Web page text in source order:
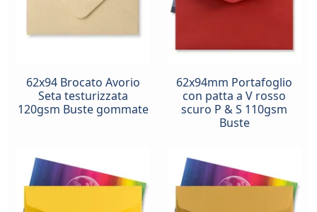
62x94 Brocato Avorio
Seta testurizzata
120gsm Buste gommate
62x94mm Portafoglio
con patta a V rosso
scuro P & S 110gsm
Buste